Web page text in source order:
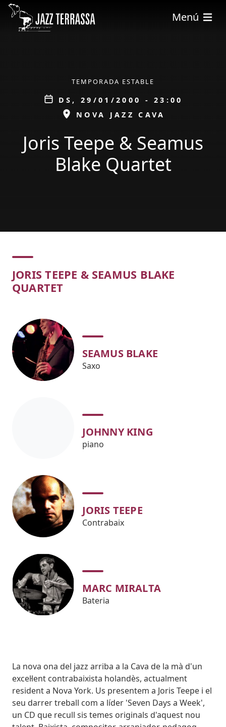
Vés al contingut
Menú
TEMPORADA ESTABLE
Data
DS, 29/01/2000 - 23:00
ESPAI
NOVA JAZZ CAVA
Joris Teepe & Seamus
Blake Quartet
Concert
JORIS TEEPE & SEAMUS BLAKE
QUARTET
SEAMUS BLAKE
Saxo
JOHNNY KING
piano
JORIS TEEPE
Contrabaix
MARC MIRALTA
Bateria
Body
La nova ona del jazz arriba a la Cava de la mà d'un
excel·lent contrabaixista holandès, actualment
resident a Nova York. Us presentem a Joris Teepe i el
seu darrer treball com a líder 'Seven Days a Week',
un CD que recull sis temes originals d'aquest nou